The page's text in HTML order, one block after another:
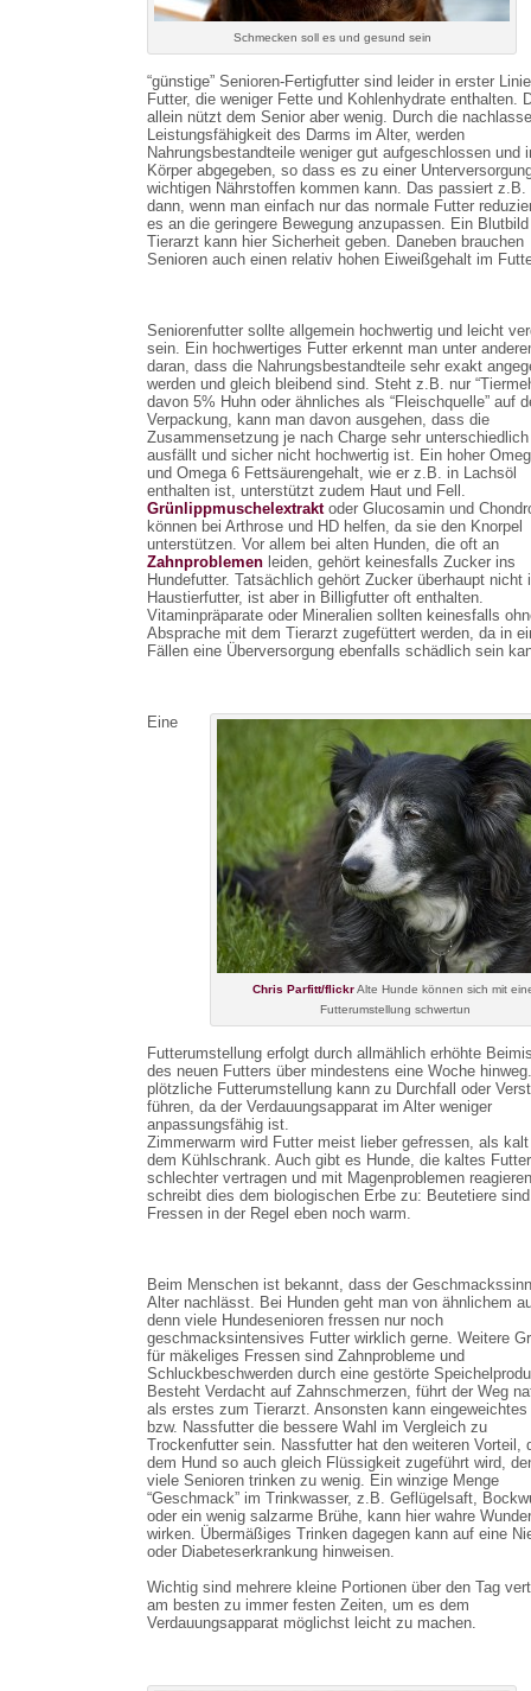
Schmecken soll es und gesund sein
“günstige” Senioren-Fertigfutter sind leider in erster Linie
Futter, die weniger Fette und Kohlenhydrate enthalten.
allein nützt dem Senior aber wenig. Durch die
Leistungsfähigkeit des Darms im Alter, werden
Nahrungsbestandteile weniger gut aufgeschlossen und
Körper abgegeben, so dass es zu einer
wichtigen Nährstoffen kommen kann. Das passiert z.B.
dann, wenn man einfach nur das normale Futter
es an die geringere Bewegung anzupassen. Ein
Tierarzt kann hier Sicherheit geben. Daneben brauchen
Senioren auch einen relativ hohen Eiweißgehalt im
Seniorenfutter sollte allgemein hochwertig und leicht
sein. Ein hochwertiges Futter erkennt man unter
daran, dass die Nahrungsbestandteile sehr exakt
werden und gleich bleibend sind. Steht z.B. nur
davon 5% Huhn oder ähnliches als “Fleischquelle” auf
Verpackung, kann man davon ausgehen, dass die
Zusammensetzung je nach Charge sehr unterschiedlich
ausfällt und sicher nicht hochwertig ist. Ein hoher
und Omega 6 Fettsäurengehalt, wie er z.B. in Lachsöl
enthalten ist, unterstützt zudem Haut und Fell.
Grünlippmuschelextraktoder Glucosamin und
können bei Arthrose und HD helfen, da sie den Knorpel
unterstützen. Vor allem bei alten Hunden, die oft an
Zahnproblemen leiden, gehört keinesfalls Zucker ins
Hundefutter. Tatsächlich gehört Zucker überhaupt nicht
Haustierfutter, ist aber in Billigfutter oft enthalten.
Vitaminpräparate oder Mineralien sollten keinesfalls
Absprache mit dem Tierarzt zugefüttert werden, da in
Fällen eine Überversorgung ebenfalls schädlich sein
Chris Parfitt/flickrAlte Hunde können sich mit
Futterumstellung schwertun
Eine
Futterumstellung erfolgt durch allmählich erhöhte
des neuen Futters über mindestens eine Woche
plötzliche Futterumstellung kann zu Durchfall oder
führen, da der Verdauungsapparat im Alter weniger
anpassungsfähig ist.
Zimmerwarm wird Futter meist lieber gefressen, als
dem Kühlschrank. Auch gibt es Hunde, die kaltes Futter
schlechter vertragen und mit Magenproblemen
schreibt dies dem biologischen Erbe zu: Beutetiere
Fressen in der Regel eben noch warm.
Beim Menschen ist bekannt, dass der
Alter nachlässt. Bei Hunden geht man von ähnlichem
denn viele Hundesenioren fressen nur noch
geschmacksintensives Futter wirklich gerne. Weitere
für mäkeliges Fressen sind Zahnprobleme und
Schluckbeschwerden durch eine gestörte
Besteht Verdacht auf Zahnschmerzen, führt der Weg
als erstes zum Tierarzt. Ansonsten kann eingeweichtes
bzw. Nassfutter die bessere Wahl im Vergleich zu
Trockenfutter sein. Nassfutter hat den weiteren Vorteil,
dem Hund so auch gleich Flüssigkeit zugeführt wird,
viele Senioren trinken zu wenig. Ein winzige Menge
“Geschmack” im Trinkwasser, z.B. Geflügelsaft,
oder ein wenig salzarme Brühe, kann hier wahre Wunder
wirken. Übermäßiges Trinken dagegen kann auf eine
oder Diabeteserkrankung hinweisen.
Wichtig sind mehrere kleine Portionen über den Tag
am besten zu immer festen Zeiten, um es dem
Verdauungsapparat möglichst leicht zu machen.